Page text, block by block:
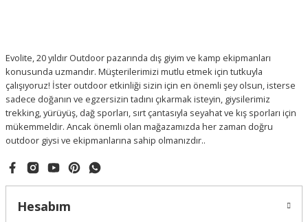
Evolite, 20 yıldır Outdoor pazarında dış giyim ve kamp ekipmanları
konusunda uzmandır. Müşterilerimizi mutlu etmek için tutkuyla
çalışıyoruz! İster outdoor etkinliği sizin için en önemli şey olsun, isterse
sadece doğanın ve egzersizin tadını çıkarmak isteyin, giysilerimiz
trekking, yürüyüş, dağ sporları, sırt çantasıyla seyahat ve kış sporları için
mükemmeldir. Ancak önemli olan mağazamızda her zaman doğru
outdoor giysi ve ekipmanlarına sahip olmanızdır..
Hesabım